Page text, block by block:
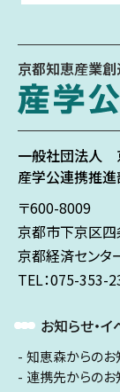
京都知恵産業
一般社団法人
産学公連携推
〒600-8009
京都市下京区
京都経済センタ
TEL：075-
お知らせ・イ
知恵森からのお
連携先からのお